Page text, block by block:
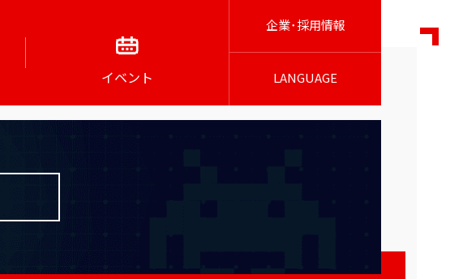
イベント
企業･採用情報
LANGUAGE